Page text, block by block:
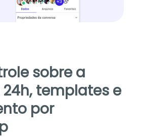
sobre a
templates e
por